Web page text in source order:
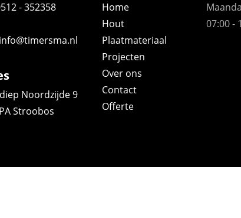
- 352358
info@timersma.nl
Noordzijde 9
Stroobos
Home
Hout
Plaatmateriaal
Projecten
Over ons
Contact
Offerte
07:00 -